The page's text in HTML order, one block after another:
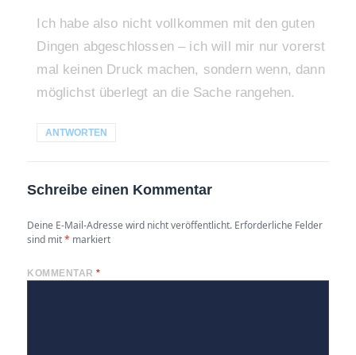
Ich habe also nicht vollkommen mit den guten
Dingen abgeschlossen – ich will mir nur vorerst
mal keinen Druck machen, sondern wenn, dann
möglichst überlegt an die Sache rangehen.
ANTWORTEN
Schreibe einen Kommentar
Deine E-Mail-Adresse wird nicht veröffentlicht. Erforderliche Felder
sind mit* markiert
KOMMENTAR*